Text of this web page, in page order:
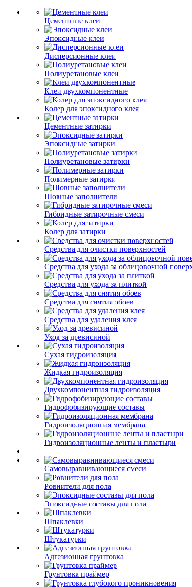
Цементные клеи
Эпоксидные клеи
Дисперсионные клеи
Полиуретановые клеи
Клеи двухкомпонентные
Колер для эпоксидного клея
Цементные затирки
Эпоксидные затирки
Полиуретановые затирки
Полимерные затирки
Шовные заполнители
Гибридные затирочные смеси
Колер для затирки
Средства для очистки поверхностей
Средства для ухода за облицовочной
Средства для ухода за плиткой
Средства для снятия обоев
Средства для удаления клея
Уход за древисиной
Сухая гидроизоляция
Жидкая гидроизоляция
Двухкомпонентная гидроизоляция
Гидрофобизирующие составы
Гидроизоляционная мембрана
Гидроизоляционные ленты и пластыри
Самовыравнивающиеся смеси
Ровнители для пола
Эпоксидные составы для пола
Шпаклевки
Штукатурки
Адгезионная грунтовка
Грунтовка праймер